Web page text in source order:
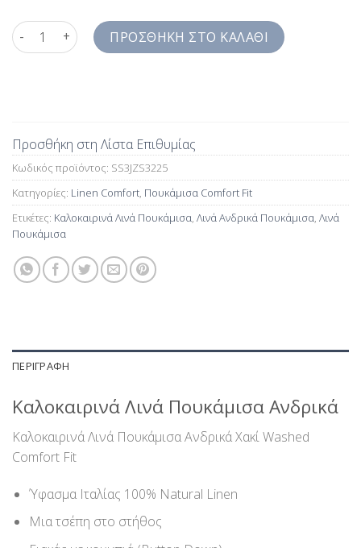
Καλοκαιρινά Λινά Πουκάμισα Ανδρικά Χακί Washed Comfort Fit
ΠΡΟΣΘΉΚΗ ΣΤΟ ΚΑΛΆΘΙ
Προσθήκη στη Λίστα Επιθυμίας
Κωδικός προϊόντος: SS3JZS3225
Κατηγορίες: Linen Comfort, Πουκάμισα Comfort Fit
Ετικέτες: Καλοκαιρινά Λινά Πουκάμισα, Λινά Ανδρικά Πουκάμισα, Λινά
Πουκάμισα
ΠΕΡΙΓΡΑΦΉ
Καλοκαιρινά Λινά Πουκάμισα Ανδρικά
Καλοκαιρινά Λινά Πουκάμισα Ανδρικά Χακί Washed
Comfort Fit
Ύφασμα Ιταλίας 100% Natural Linen
Μια τσέπη στο στήθος